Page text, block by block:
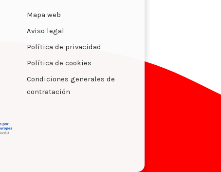
Mapa web
Aviso legal
Política de privacidad
Política de cookies
Condiciones generales de
contratación